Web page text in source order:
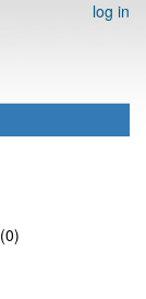
log in
(0)